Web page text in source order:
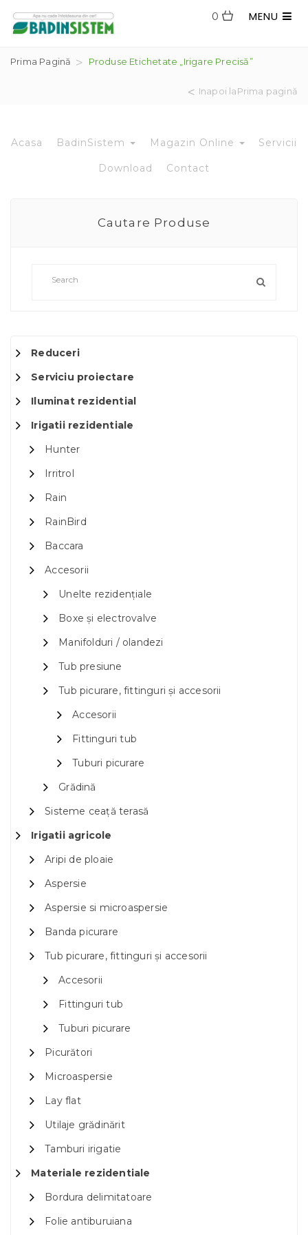
MENU
0
Prima Pagină Produse Etichetate „irigare Precisă”
Inapoi laPrima pagină
Acasa BadinSistem Magazin Online Servicii
Download Contact
Cautare Produse
Reduceri
Serviciu proiectare
Iluminat rezidential
Irigatii rezidentiale
Hunter
Irritrol
Rain
RainBird
Baccara
Accesorii
Unelte rezidențiale
Boxe și electrovalve
Manifolduri / olandezi
Tub presiune
Tub picurare, fittinguri și accesorii
Accesorii
Fittinguri tub
Tuburi picurare
Grădină
Sisteme ceață terasă
Irigatii agricole
Aripi de ploaie
Aspersie
Aspersie si microaspersie
Banda picurare
Tub picurare, fittinguri și accesorii
Accesorii
Fittinguri tub
Tuburi picurare
Picurători
Microaspersie
Lay flat
Utilaje grădinărit
Tamburi irigatie
Materiale rezidentiale
Bordura delimitatoare
Folie antiburuiana